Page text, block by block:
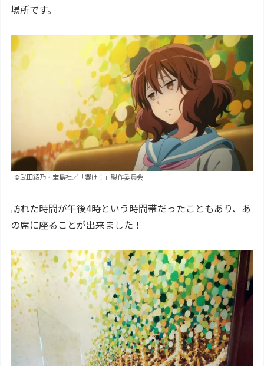
場所です。
©武田綾乃・宝島社／「響け！」製作委員会
訪れた時間が午後4時という時間帯だったこともあり、あ
の席に座ることが出来ました！